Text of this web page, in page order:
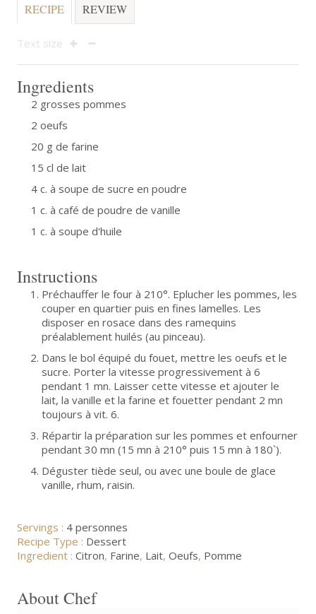
RECIPE REVIEW
Text size
Ingredients
2 grosses pommes
2 oeufs
20 g de farine
15 cl de lait
4 c. à soupe de sucre en poudre
1 c. à café de poudre de vanille
1 c. à soupe d'huile
Instructions
Préchauffer le four à 210°. Eplucher les pommes, les
couper en quartier puis en fines lamelles. Les
disposer en rosace dans des ramequins
préalablement huilés (au pinceau).
Dans le bol équipé du fouet, mettre les oeufs et le
sucre. Porter la vitesse progressivement à 6
pendant 1 mn. Laisser cette vitesse et ajouter le
lait, la vanille et la farine et fouetter pendant 2 mn
toujours à vit. 6.
Répartir la préparation sur les pommes et enfourner
pendant 30 mn (15 mn à 210° puis 15 mn à 180`).
Déguster tiède seul, ou avec une boule de glace
vanille, rhum, raisin.
Servings : 4 personnes
Recipe Type : Dessert
Ingredient :Citron, Farine, Lait,Oeufs, Pomme
About Chef